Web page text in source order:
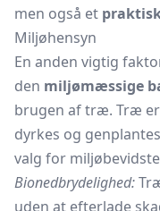
men også et
Miljøhensyn
En anden vigtig
den miljømæssige
brugen af træ. Træ
dyrkes og
valg for
Bionedbrydelighed:
uden at efterlade